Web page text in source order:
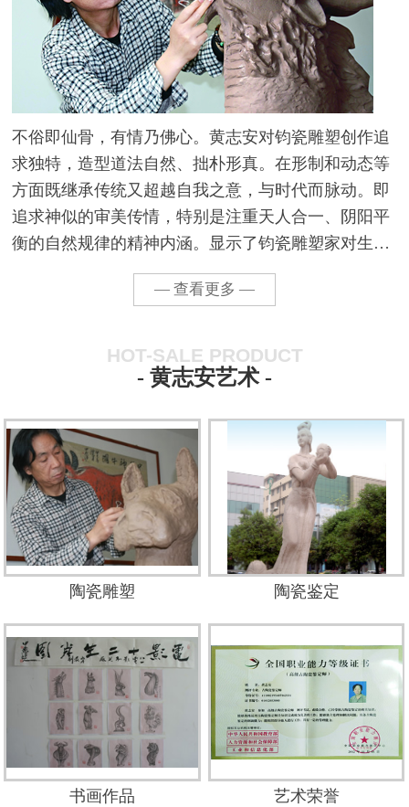
不俗即仙骨，有情乃佛心。黄志安对钧瓷雕塑创作追
求独特，造型道法自然、拙朴形真。在形制和动态等
方面既继承传统又超越自我之意，与时代而脉动。即
追求神似的审美传情，特别是注重天人合一、阴阳平
衡的自然规律的精神内涵。显示了钧瓷雕塑家对生活
的认知、淡定和超然的创作态度。他用艺术家敏锐的
观察力感悟着生活的激情，以缘物寄情，转化为生命
— 查看更多 —
HOT-SALE PRODUCT
- 黄志安艺术 -
陶瓷雕塑 陶瓷鉴定
书画作品 艺术荣誉